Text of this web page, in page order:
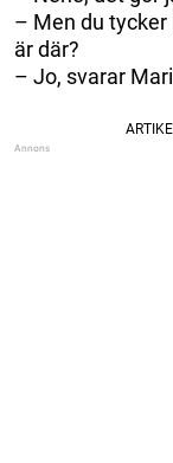
– Men du
är där?
– Jo, svarar